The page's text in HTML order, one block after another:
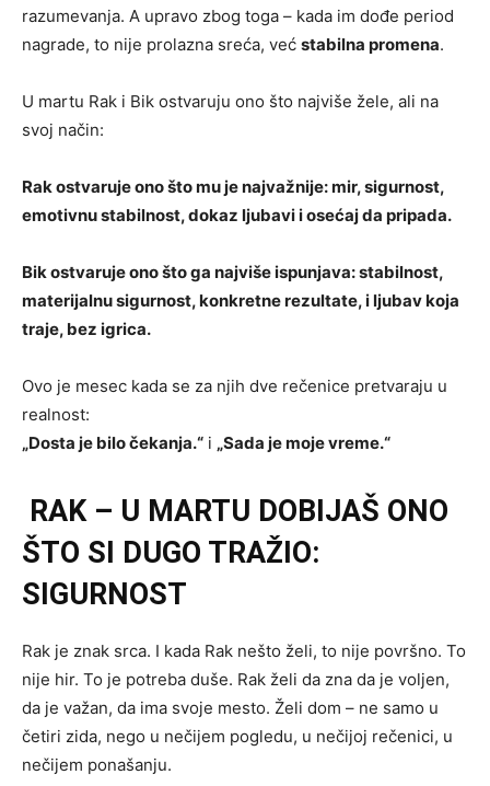
razumevanja. A upravo zbog toga – kada im dođe period
nagrade, to nije prolazna sreća, već stabilna promena.
U martu Rak i Bik ostvaruju ono što najviše žele, ali na
svoj način:
Rak ostvaruje ono što mu je najvažnije: mir, sigurnost,
emotivnu stabilnost, dokaz ljubavi i osećaj da pripada.
Bik ostvaruje ono što ga najviše ispunjava: stabilnost,
materijalnu sigurnost, konkretne rezultate, i ljubav koja
traje, bez igrica.
Ovo je mesec kada se za njih dve rečenice pretvaraju u
realnost:
„Dosta je bilo čekanja.“ i „Sada je moje vreme.“
RAK – U MARTU DOBIJAŠ ONO
ŠTO SI DUGO TRAŽIO:
SIGURNOST
Rak je znak srca. I kada Rak nešto želi, to nije površno. To
nije hir. To je potreba duše. Rak želi da zna da je voljen,
da je važan, da ima svoje mesto. Želi dom – ne samo u
četiri zida, nego u nečijem pogledu, u nečijoj rečenici, u
nečijem ponašanju.